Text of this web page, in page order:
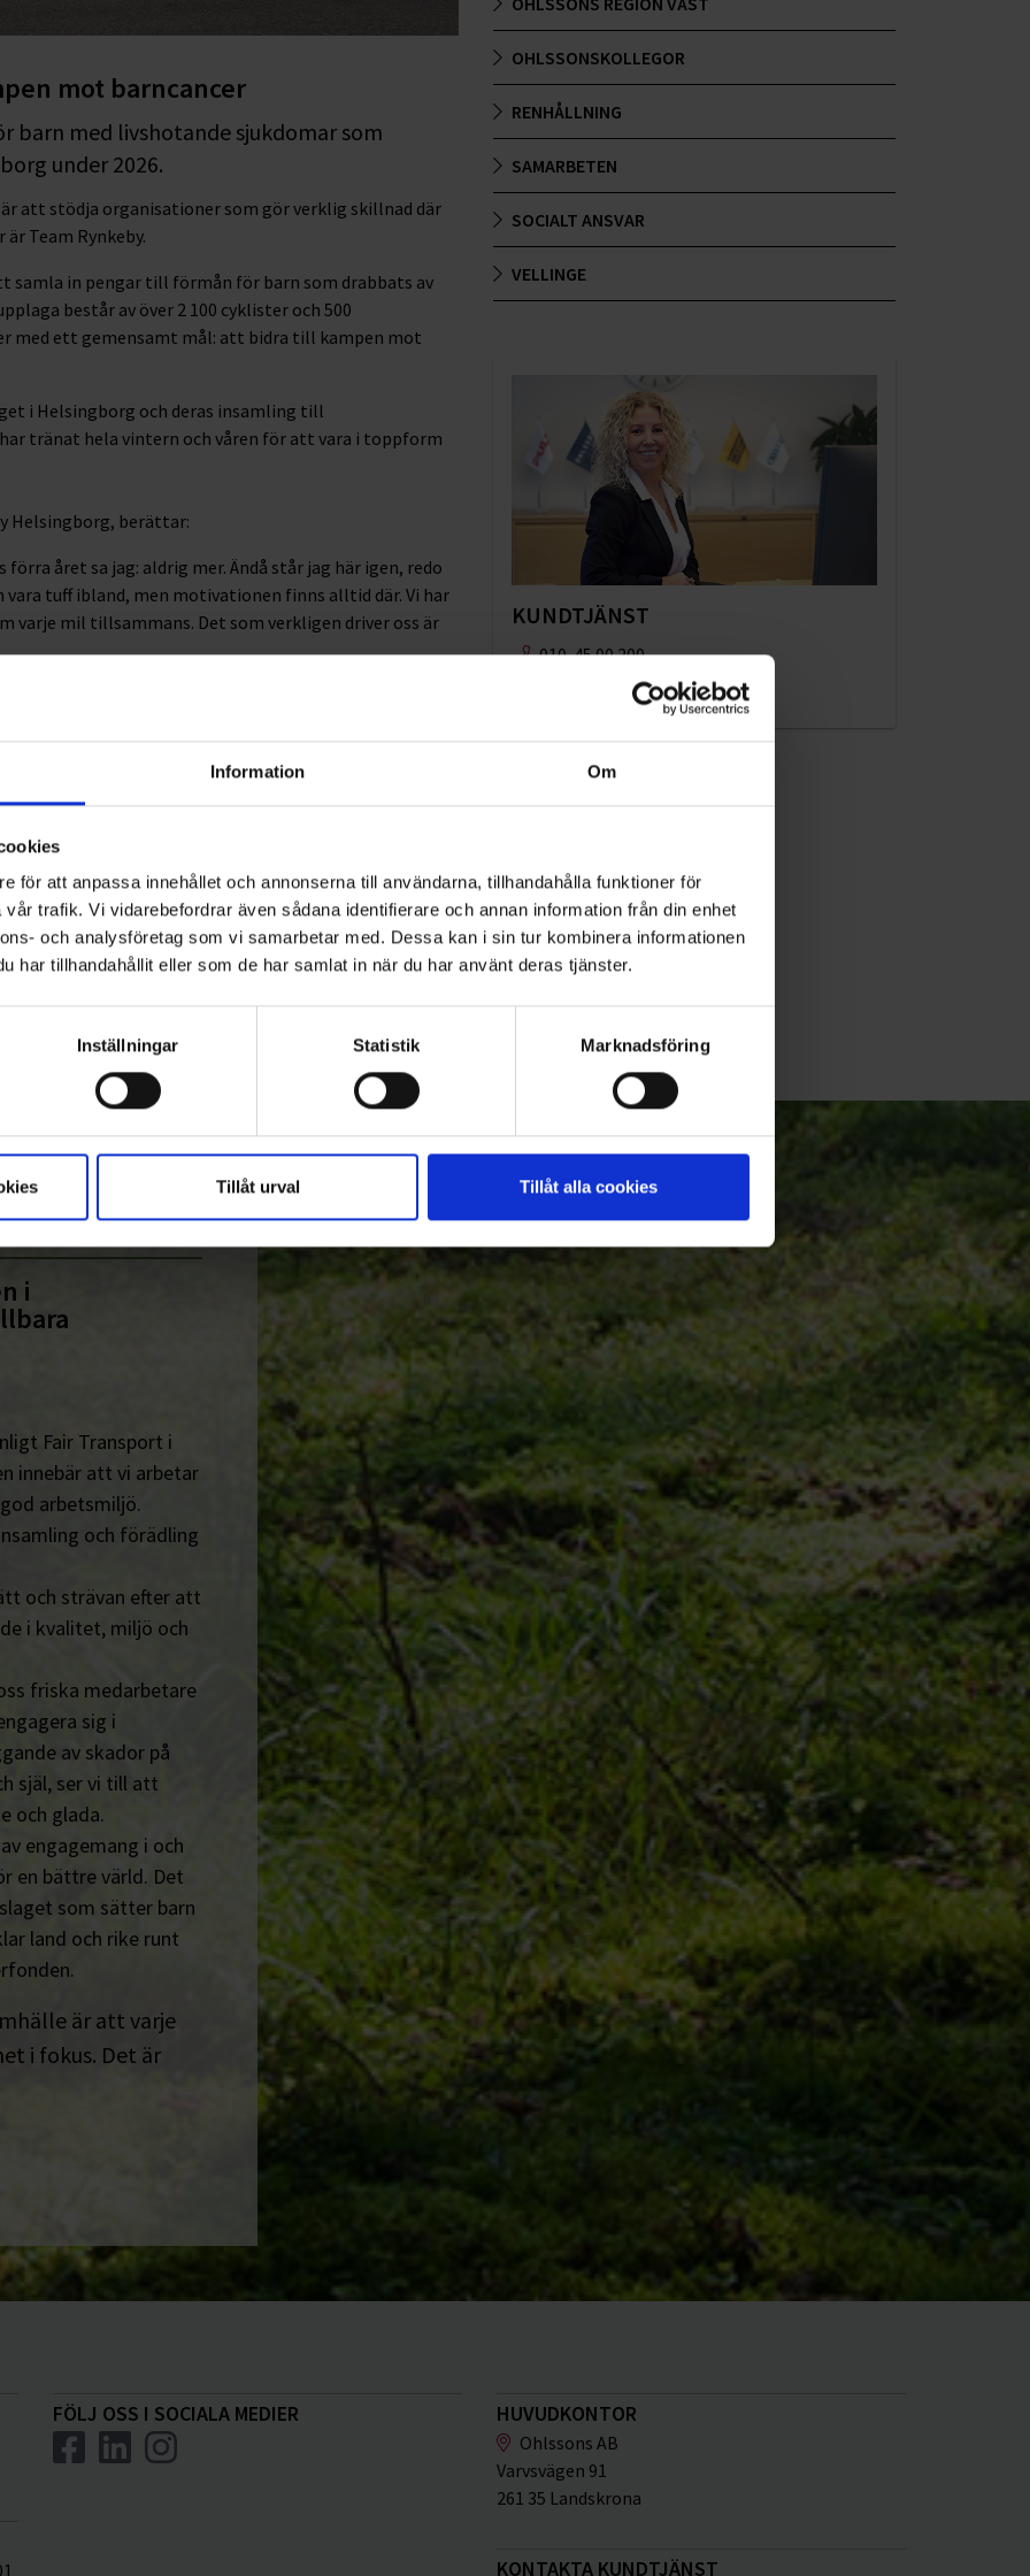
Information Om
för att anpassa innehållet och annonserna till användarna, tillhandahålla funktioner för
trafik. Vi vidarebefordrar även sådana identifierare och annan information från din enhet
och analysföretag som vi samarbetar med. Dessa kan i sin tur kombinera informationen
har tillhandahållit eller som de har samlat in när du har använt deras tjänster.
Inställningar Statistik Marknadsföring
Tillåt urval Tillåt alla cookies
mot barncancer
med livshotande sjukdomar som
under 2026.
att stödja organisationer som gör verklig skillnad där
Team Rynkeby.
samla in pengar till förmån för barn som drabbats av
består av över 2 100 cyklister och 500
med ett gemensamt mål: att bidra till kampen mot
i Helsingborg och deras insamling till
tränat hela vintern och våren för att vara i toppform
Helsingborg, berättar:
året sa jag: aldrig mer. Ändå står jag här igen, redo
vara tuff ibland, men motivationen finns alltid där. Vi har
varje mil tillsammans. Det som verkligen driver oss är
en stor del av Ohlssons verksamhet utgår härifrån.
och återvinning, farligt avfall, transport och
att ha er som guldsponsor för säsongen 25/26. Ert
arbete för att samla in pengar till barn med kritiska
fortsätta trampa framåt och bidra till de som behöver
OHLSSONSKOLLEGOR
RENHÅLLNING
SAMARBETEN
SOCIALT ANSVAR
VELLINGE
KUNDTJÄNST
010-45 00 200​
info@ohlssons.se
i
Fair Transport i
innebär att vi arbetar
arbetsmiljö.
och förädling
och strävan efter att
i kvalitet, miljö och
friska medarbetare
sig i
av skador på
själ, ser vi till att
och glada.
engagemang i och
en bättre värld. Det
som sätter barn
land och rike runt
är att varje
i fokus. Det är
FÖLJ OSS I SOCIALA MEDIER HUVUDKONTOR
Ohlssons AB
Varvsvägen 91
261 35 Landskrona
KONTAKTA KUNDTJÄNST